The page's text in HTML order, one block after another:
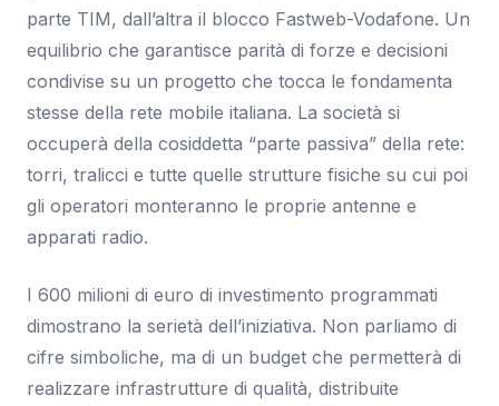
parte TIM, dall’altra il blocco Fastweb-Vodafone. Un
equilibrio che garantisce parità di forze e decisioni
condivise su un progetto che tocca le fondamenta
stesse della rete mobile italiana. La società si
occuperà della cosiddetta “parte passiva” della rete:
torri, tralicci e tutte quelle strutture fisiche su cui poi
gli operatori monteranno le proprie antenne e
apparati radio.
I 600 milioni di euro di investimento programmati
dimostrano la serietà dell’iniziativa. Non parliamo di
cifre simboliche, ma di un budget che permetterà di
realizzare infrastrutture di qualità, distribuite